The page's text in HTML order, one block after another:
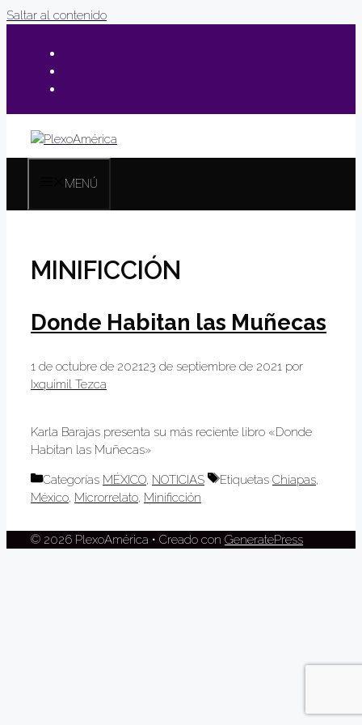
Saltar al contenido
MENÚ
MINIFICCIÓN
Donde Habitan las Muñecas
1 de octubre de 202123 de septiembre de 2021 por
Ixquimil Tezca
Karla Barajas presenta su más reciente libro «Donde
Habitan las Muñecas»
Categorías MÉXICO, NOTICIAS Etiquetas Chiapas,
México, Microrrelato, Minificción
© 2026 PlexoAmérica • Creado con GeneratePress